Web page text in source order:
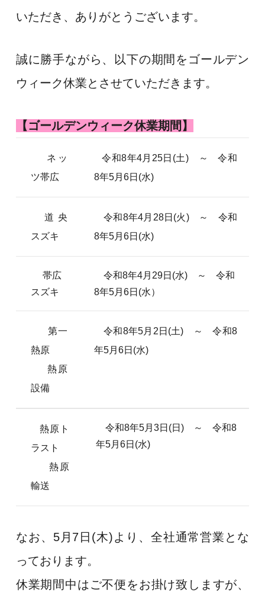
いただき、ありがとうございます。
誠に勝手ながら、以下の期間をゴールデン
ウィーク休業とさせていただきます。
【ゴールデンウィーク休業期間】
ネッ
ツ帯広
令和8年4月25日(土) ～ 令和
8年5月6日(水)
道央
スズキ
令和8年4月28日(火) ～ 令和
8年5月6日(水)
帯広
スズキ
令和8年4月29日(水) ～ 令和
8年5月6日(水）
第一
熱原
熱原
設備
令和8年5月2日(土) ～ 令和8
年5月6日(水)
熱原ト
ラスト
熱原
輸送
令和8年5月3日(日) ～ 令和8
年5月6日(水)
なお、 5月7日(木)より、全社通常営業とな
っております。
休業期間中はご不便をお掛け致しますが、